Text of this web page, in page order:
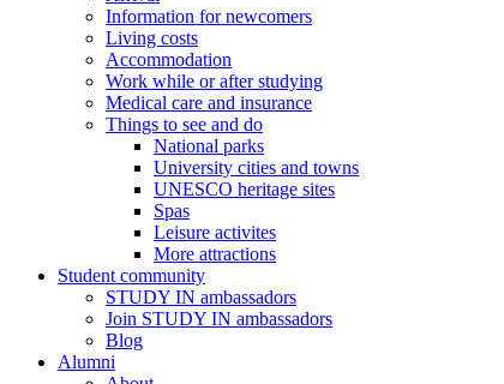
Information for newcomers
Living costs
Accommodation
Work while or after studying
Medical care and insurance
Things to see and do
National parks
University cities and towns
UNESCO heritage sites
Spas
Leisure activites
More attractions
Student community
STUDY IN ambassadors
Join STUDY IN ambassadors
Blog
Alumni